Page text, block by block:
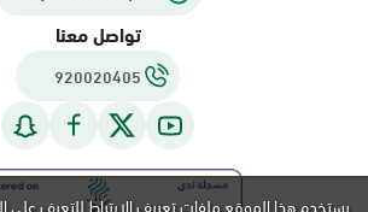
تواصل معنا
920020405
يستخدم هذا الموقع ملفات تعريف الارتباط للتعرف